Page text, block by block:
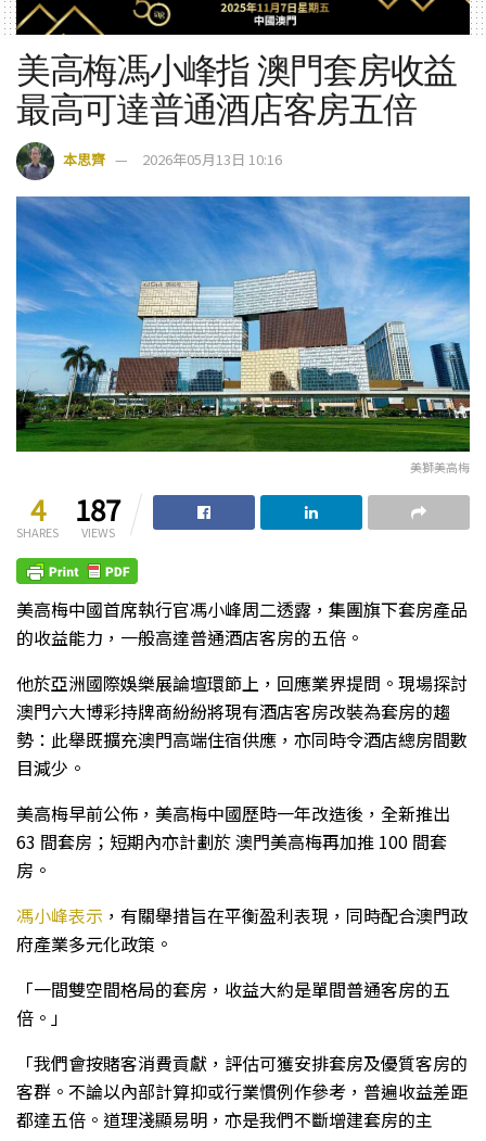
美高梅馮小峰指 澳門套房收益
最高可達普通酒店客房五倍
本思齊 2026年05月13日 10:16
美獅美高梅
4
SHARES
187
VIEWS
美高梅中國首席執行官馮小峰周二透露，集團旗下套房產品
的收益能力，一般高達普通酒店客房的五倍。
他於亞洲國際娛樂展論壇環節上，回應業界提問。現場探討
澳門六大博彩持牌商紛紛將現有酒店客房改裝為套房的趨
勢：此舉既擴充澳門高端住宿供應，亦同時令酒店總房間數
目減少。
美高梅早前公佈，美高梅中國歷時一年改造後，全新推出
63 間套房；短期內亦計劃於 澳門美高梅再加推 100 間套
房。
馮小峰表示 ，有關舉措旨在平衡盈利表現，同時配合澳門政
府產業多元化政策。
「一間雙空間格局的套房，收益大約是單間普通客房的五
倍。」
「我們會按賭客消費貢獻，評估可獲安排套房及優質客房的
客群。不論以內部計算抑或行業慣例作參考，普遍收益差距
都達五倍。道理淺顯易明，亦是我們不斷增建套房的主